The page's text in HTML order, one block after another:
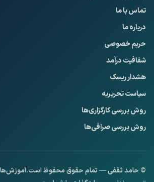
تماس با ما
درباره ما
حریم خصوصی
شفافیت درآمد
هشدار ریسک
سیاست تحریریه
روش بررسی کارگزاری‌ها
روش بررسی صرافی‌ها
© حامد ثقفی — تمام حقوق محفوظ است.آموزش‌ها